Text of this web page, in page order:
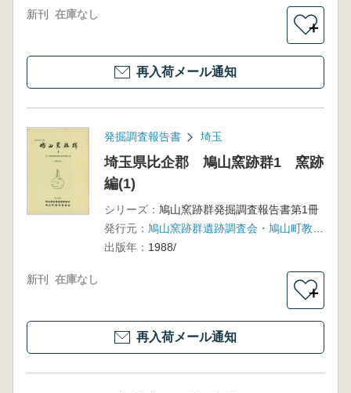
新刊 在庫なし
＋
再入荷メール通知
発掘調査報告書 埼玉
埼玉県比企郡 鳩山窯跡群1 窯跡
編(1)
シリーズ： 鳩山窯跡群発掘調査報告書第1冊
発行元：
出版年： 1988/
新刊 在庫なし
＋
再入荷メール通知